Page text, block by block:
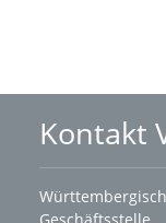
Kontakt